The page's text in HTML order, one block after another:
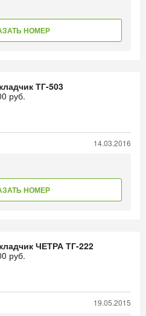
НОМЕР
ТГ-503
руб.
14.03.2016
НОМЕР
ЧЕТРА ТГ-222
руб.
19.05.2015